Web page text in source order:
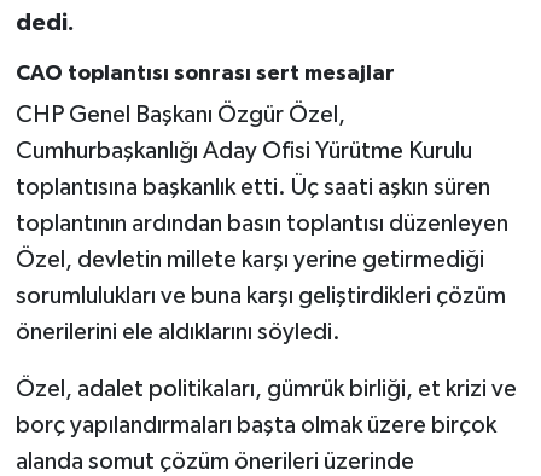
dedi.
CAO toplantısı sonrası sert mesajlar
CHP Genel Başkanı Özgür Özel,
Cumhurbaşkanlığı Aday Ofisi Yürütme Kurulu
toplantısına başkanlık etti. Üç saati aşkın süren
toplantının ardından basın toplantısı düzenleyen
Özel, devletin millete karşı yerine getirmediği
sorumlulukları ve buna karşı geliştirdikleri çözüm
önerilerini ele aldıklarını söyledi.
Özel, adalet politikaları, gümrük birliği, et krizi ve
borç yapılandırmaları başta olmak üzere birçok
alanda somut çözüm önerileri üzerinde